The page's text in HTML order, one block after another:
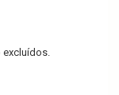
excluídos.